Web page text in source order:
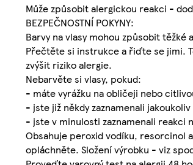
Může způsobit alergickou reakci -
BEZPEČNOSTNÍ POKYNY:
Barvy na vlasy mohou způsobit těžké
Přečtěte si instrukce a řiďte se jimi.
zvýšit riziko alergie.
Nebarvěte si vlasy, pokud:
- máte vyrážku na obličeji nebo
- jste již někdy zaznamenali
- jste v minulosti zaznamenali reakci
Obsahuje peroxid vodíku, resorcinol
opláchněte. Složení výrobku - viz